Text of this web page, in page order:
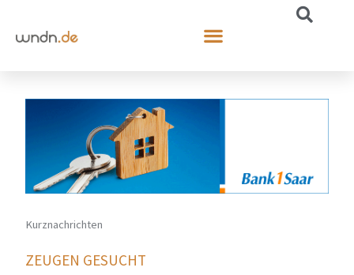
Kurznachrichten
ZEUGEN GESUCHT